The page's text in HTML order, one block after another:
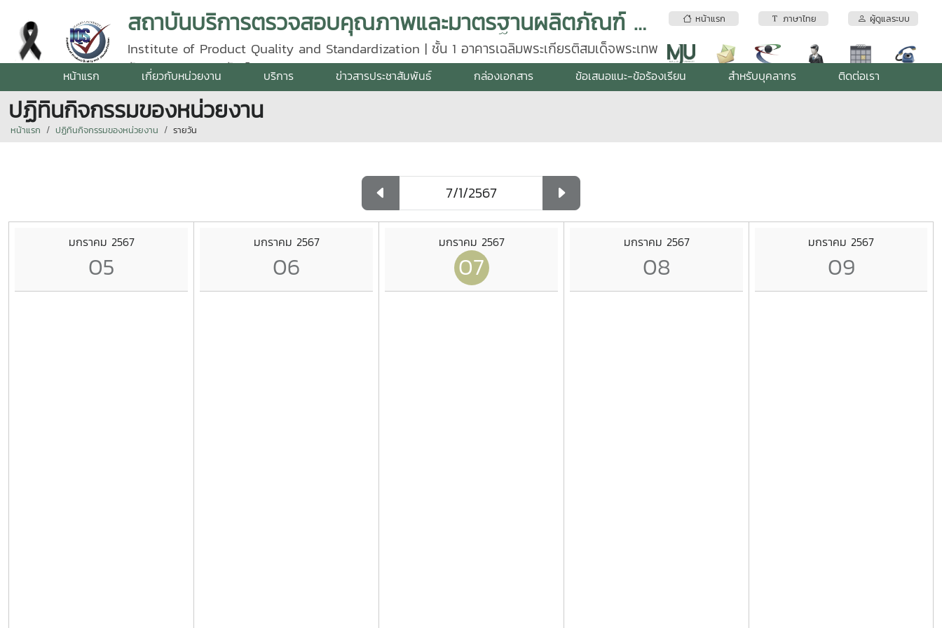
หน้าแรก ภาษาไทย ผู้ดูแลระบบ
สถาบันบริการตรวจสอบคุณภาพและมาตรฐานผลิตภัณฑ์ มหาวิทยาลัยแม่โจ้
Institute of Product Quality and Standardization | ชั้น 1 อาคารเฉลิมพระเกียรติสมเด็จพระเทพ
รัตนราชสุดา | โทรศัพท์ 0 5387 5640
หน้าแรก เกี่ยวกับหน่วยงาน บริการ ข่าวสารประชาสัมพันธ์ กล่องเอกสาร ข้อเสนอแนะ-ข้อร้องเรียน สำหรับบุคลากร ติดต่อเรา
ปฏิทินกิจกรรมของหน่วยงาน
หน้าแรก ปฏิทินกิจกรรมของหน่วยงาน รายวัน
มกราคม 2567
05
มกราคม 2567
06
มกราคม 2567
07
มกราคม 2567
08
มกราคม 2567
09